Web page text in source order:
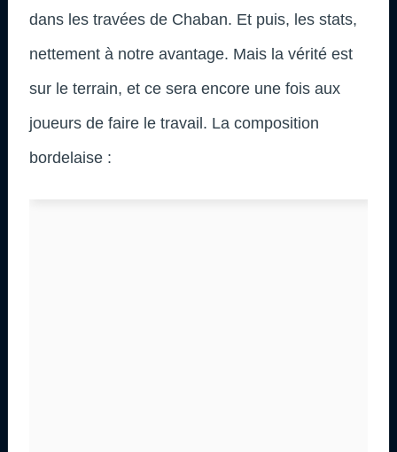
dans les travées de Chaban. Et puis, les stats,
nettement à notre avantage. Mais la vérité est
sur le terrain, et ce sera encore une fois aux
joueurs de faire le travail. La composition
bordelaise :